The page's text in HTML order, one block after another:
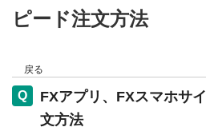
ピード注文方法
戻る
FXアプリ、FXスマホサ
文方法